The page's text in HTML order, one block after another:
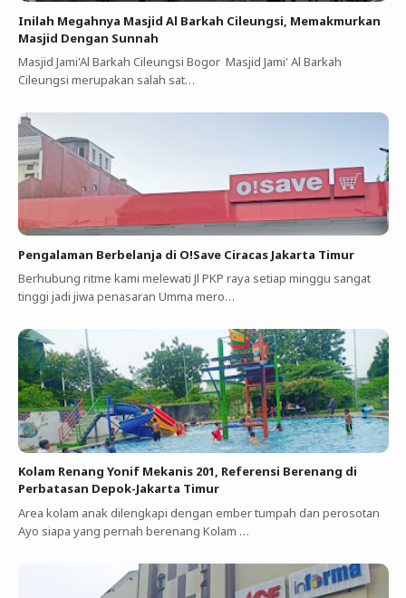
Inilah Megahnya Masjid Al Barkah Cileungsi, Memakmurkan
Masjid Dengan Sunnah
Masjid Jami'Al Barkah Cileungsi Bogor Masjid Jami' Al Barkah
Cileungsi merupakan salah sat…
Pengalaman Berbelanja di O!Save Ciracas Jakarta Timur
Berhubung ritme kami melewati Jl PKP raya setiap minggu sangat
tinggi jadi jiwa penasaran Umma mero…
Kolam Renang Yonif Mekanis 201, Referensi Berenang di
Perbatasan Depok-Jakarta Timur
Area kolam anak dilengkapi dengan ember tumpah dan perosotan
Ayo siapa yang pernah berenang Kolam …